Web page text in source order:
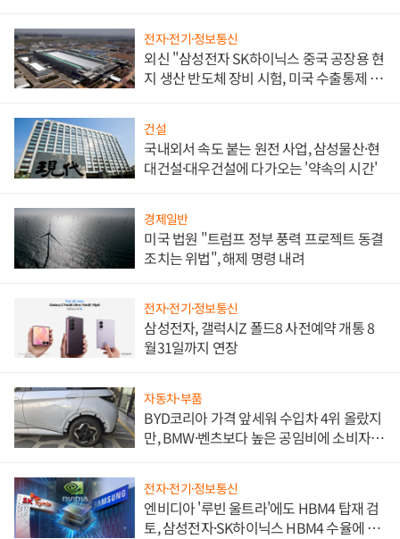
전자·전기·정보통신
외신 "삼성전자 SK하이닉스 중국 공장용 현
지 생산 반도체 장비 시험, 미국 수출통제 대
건설
국내외서 속도 붙는 원전 사업, 삼성물산·현
대건설·대우건설에 다가오는 '약속의 시간'
경제일반
미국 법원 "트럼프 정부 풍력 프로젝트 동결
조치는 위법", 해제 명령 내려
전자·전기·정보통신
삼성전자, 갤럭시Z 폴드8 사전예약 개통 8
월31일까지 연장
자동차·부품
BYD코리아 가격 앞세워 수입차 4위 올랐지
만, BMW·벤츠보다 높은 공임비에 소비자
전자·전기·정보통신
엔비디아 '루빈 울트라'에도 HBM4 탑재 검
토, 삼성전자·SK하이닉스 HBM4 수율에 주